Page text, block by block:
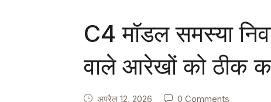
C4 मॉडल समस्या
वाले आरेखों को ठीक
अप्रैल 12, 2026 0 Comments